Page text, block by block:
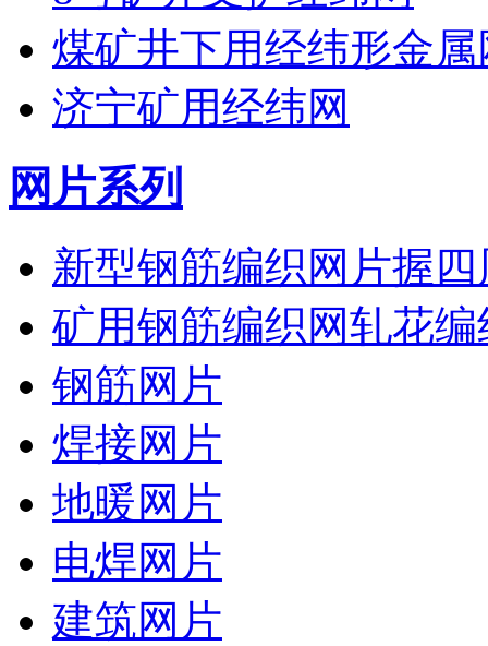
煤矿井下用经纬形金属
济宁矿用经纬网
网片系列
新型钢筋编织网片握四
矿用钢筋编织网轧花
钢筋网片
焊接网片
地暖网片
电焊网片
建筑网片